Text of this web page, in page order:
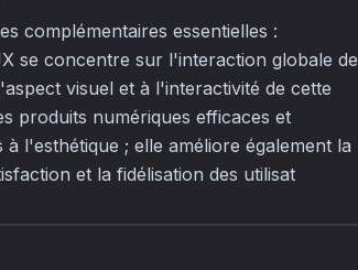
complémentaires essentielles :
se concentre sur l'interaction globale de
visuel et à l'interactivité de cette
produits numériques efficaces et
l'esthétique ; elle améliore également la
et la fidélisation des utilisat